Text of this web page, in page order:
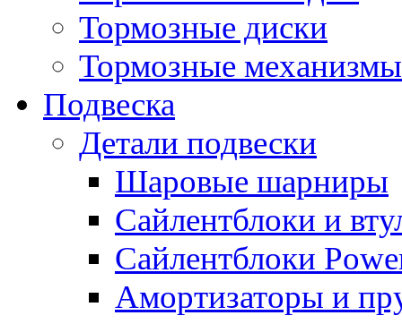
Тормозные диски
Тормозные механизмы
Подвеска
Детали подвески
Шаровые шарниры
Сайлентблоки и
Сайлентблоки
Амортизаторы и